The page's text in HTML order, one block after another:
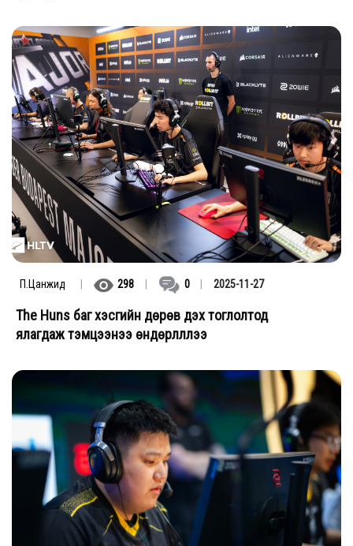
П.Цанжид 298 0 2025-11-27
The Huns баг хэсгийн дөрөв дэх тоглолтод
ялагдаж тэмцээнээ өндөрлүүллээ